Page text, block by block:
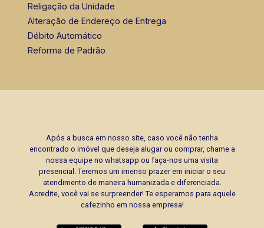
Religação da Unidade
Alteração de Endereço de Entrega
Débito Automático
Reforma de Padrão
Após a busca em nosso site, caso você não tenha
encontrado o imóvel que deseja alugar ou comprar, chame a
nossa equipe no whatsapp ou faça-nos uma visita
presencial. Teremos um imenso prazer em iniciar o seu
atendimento de maneira humanizada e diferenciada.
Acredite, você vai se surpreender! Te esperamos para aquele
cafezinho em nossa empresa!